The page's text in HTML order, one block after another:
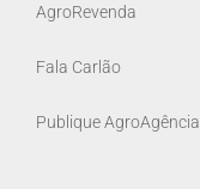
AgroRevenda
Fala Carlão
Publique AgroAgência